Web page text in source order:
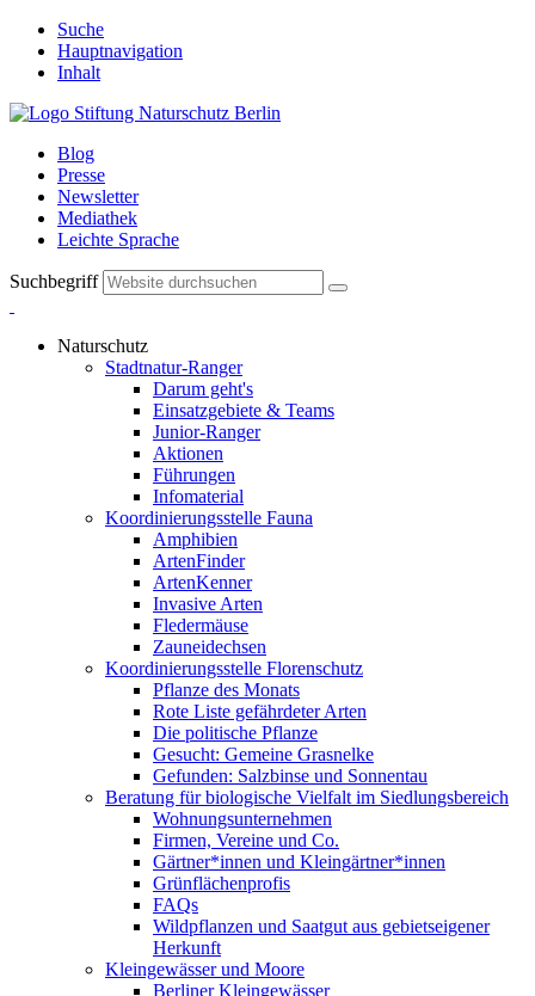
Suche
Hauptnavigation
Inhalt
Blog
Presse
Newsletter
Mediathek
Leichte Sprache
Suchbegriff
Naturschutz
Stadtnatur-Ranger
Darum geht's
Einsatzgebiete & Teams
Junior-Ranger
Aktionen
Führungen
Infomaterial
Koordinierungsstelle Fauna
Amphibien
ArtenFinder
ArtenKenner
Invasive Arten
Fledermäuse
Zauneidechsen
Koordinierungsstelle Florenschutz
Pflanze des Monats
Rote Liste gefährdeter Arten
Die politische Pflanze
Gesucht: Gemeine Grasnelke
Gefunden: Salzbinse und Sonnentau
Beratung für biologische Vielfalt im Siedlungsbereich
Wohnungsunternehmen
Firmen, Vereine und Co.
Gärtner*innen und Kleingärtner*innen
Grünflächenprofis
FAQs
Wildpflanzen und Saatgut aus gebietseigener
Herkunft
Kleingewässer und Moore
Berliner Kleingewässer